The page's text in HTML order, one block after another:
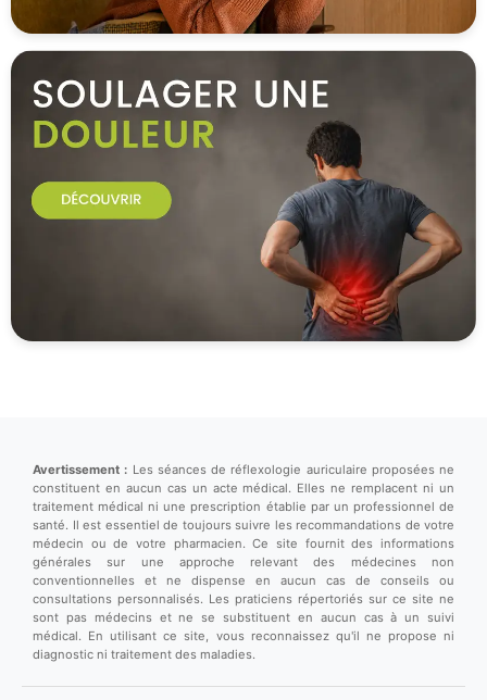
Avertissement : Les séances de réflexologie auriculaire proposées ne
constituent en aucun cas un acte médical. Elles ne remplacent ni un
traitement médical ni une prescription établie par un professionnel de
santé. Il est essentiel de toujours suivre les recommandations de votre
médecin ou de votre pharmacien. Ce site fournit des informations
générales sur une approche relevant des médecines non
conventionnelles et ne dispense en aucun cas de conseils ou
consultations personnalisés. Les praticiens répertoriés sur ce site ne
sont pas médecins et ne se substituent en aucun cas à un suivi
médical. En utilisant ce site, vous reconnaissez qu'il ne propose ni
diagnostic ni traitement des maladies.